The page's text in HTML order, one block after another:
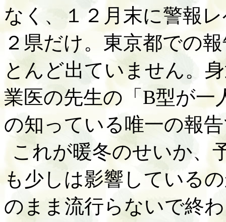
なく、１２月末に警報
２県だけ。東京都での
とんど出ていません。
業医の先生の「 B型が一
の知っている唯一の報
これが暖冬のせいか、
も少しは影響している
のまま流行らないで終